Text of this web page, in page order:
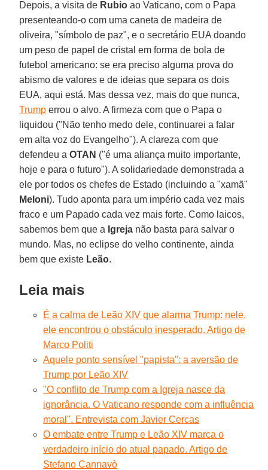
Depois, a visita de Rubio ao Vaticano, com o Papa
presenteando-o com uma caneta de madeira de
oliveira, "símbolo de paz", e o secretário EUA doando
um peso de papel de cristal em forma de bola de
futebol americano: se era preciso alguma prova do
abismo de valores e de ideias que separa os dois
EUA, aqui está. Mas dessa vez, mais do que nunca,
Trump errou o alvo. A firmeza com que o Papa o
liquidou ("Não tenho medo dele, continuarei a falar
em alta voz do Evangelho"). A clareza com que
defendeu aOTAN ("é uma aliança muito importante,
hoje e para o futuro"). A solidariedade demonstrada a
ele por todos os chefes de Estado (incluindo a "xamã"
Meloni). Tudo aponta para um império cada vez mais
fraco e um Papado cada vez mais forte. Como laicos,
sabemos bem que a Igreja não basta para salvar o
mundo. Mas, no eclipse do velho continente, ainda
bem que existe Leão.
Leia mais
É a calma de Leão XIV que alarma Trump: nele,
ele encontrou o obstáculo inesperado. Artigo de
Marco Politi
Aquele ponto sensível "papista": a aversão de
Trump por Leão XIV
"O conflito de Trump com a Igreja nasce da
ignorância. O Vaticano responde com a influência
moral". Entrevista com Javier Cercas
O embate entre Trump e Leão XIV marca o
verdadeiro início do atual papado. Artigo de
Stefano Cannavò